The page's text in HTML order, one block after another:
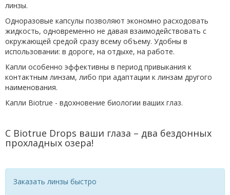
линзы.
Одноразовые капсулы позволяют экономно расходовать
жидкость, одновременно не давая взаимодействовать с
окружающей средой сразу всему объему. Удобны в
использовании: в дороге, на отдыхе, на работе.
Капли особенно эффективны в период привыкания к
контактным линзам, либо при адаптации к линзам другого
наименования.
Капли Biotrue - вдохновение биологии ваших глаз.
С Biotrue Drops ваши глаза – два бездонных
прохладных озера!
Заказать линзы быстро